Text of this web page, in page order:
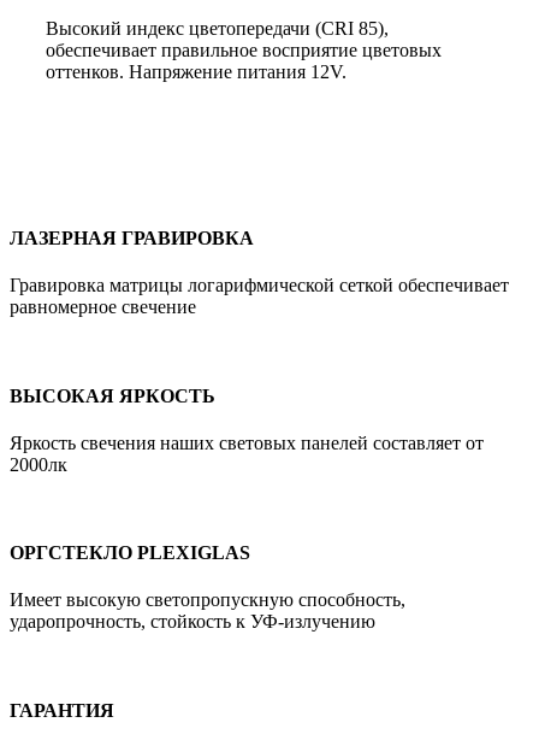
Высокий индекс цветопередачи (CRI 85),
обеспечивает правильное восприятие цветовых
оттенков. Напряжение питания 12V.
ЛАЗЕРНАЯ ГРАВИРОВКА
Гравировка матрицы логарифмической сеткой обеспечивает
равномерное свечение
ВЫСОКАЯ ЯРКОСТЬ
Яркость свечения наших световых панелей составляет от
2000лк
ОРГСТЕКЛО PLEXIGLAS
Имеет высокую cветопропускную способность,
ударопрочность, стойкость к УФ-излучению
ГАРАНТИЯ